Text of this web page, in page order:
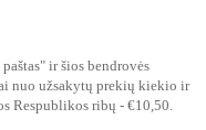
ir šios bendrovės
nuo užsakytų prekių kiekio ir
Respublikos ribų - €10,50.